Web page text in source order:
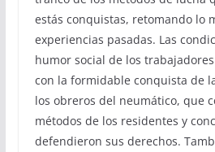
estás conquistas, retomando lo
experiencias pasadas. Las
humor social de los
con la formidable conquista de
los obreros del neumático, que
métodos de los residentes y
defendieron sus derechos.